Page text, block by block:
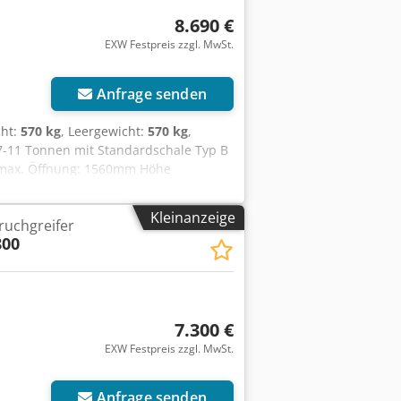
8.690 €
EXW Festpreis zzgl. MwSt.
Anfrage senden
570 kg, Leergewicht: 570 kg,
11 Tonnen mit Standardschale Typ B
Öffnung: 1560mm Höhe
Spitze: 3.500KG Dedpfszdt Hisx
öffnen/schließen: 40-60 l/min
Lehnhoff MS08 inklusive
•Fertigung aus hochwertigen,
700 •Große Öffnungsweite
des Greifers •Hohe
bewegt, sortiert und verladen
Drehmotor mit Schock- und
Kleinanzeige
7.300 €
EXW Festpreis zzgl. MwSt.